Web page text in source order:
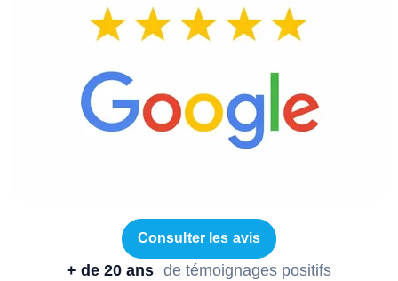
Consulter les avis
+ de 20 ans de témoignages positifs